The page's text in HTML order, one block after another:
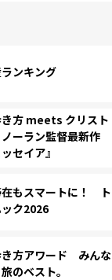
ンキング
方 meets クリスト
ーラン監督最新作
セイア』
在もスマートに！ ト
ク2026
き方アワード みんな
のベスト。